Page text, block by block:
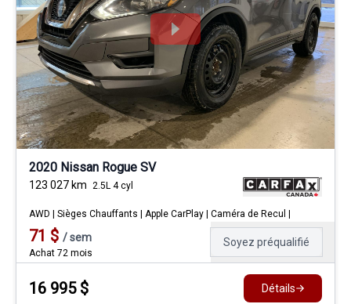
2020 Nissan Rogue SV
123 027 km 2.5L 4 cyl
AWD | Sièges Chauffants | Apple CarPlay | Caméra de Recul |
71 $ /sem
Achat 72 mois
Soyez préqualifié
16 995$ Détails